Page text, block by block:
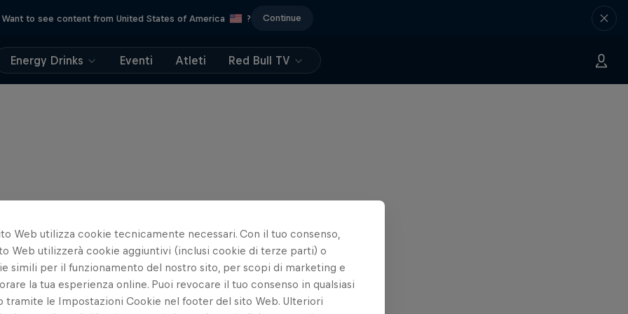
Want to see content from United States of America ? Continue
Energy Drinks Eventi Atleti Red Bull TV
Web utilizza cookie tecnicamente necessari. Con il tuo consenso,
Web utilizzerà cookie aggiuntivi (inclusi cookie di terze parti) o
simili per il funzionamento del nostro sito, per scopi di marketing e
la tua esperienza online. Puoi revocare il tuo consenso in qualsiasi
tramite le Impostazioni Cookie nel footer del sito Web. Ulteriori